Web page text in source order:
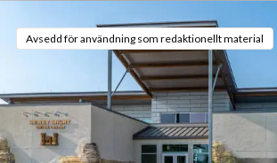
Avsedd för användning som redaktionellt material